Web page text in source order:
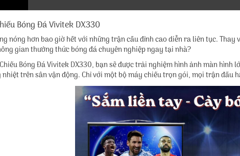
Bóng Đá Vivitek DX330
nóng hơn bao giờ hết với những trận cầu đỉnh cao diễn ra liên tục.
gian thưởng thức bóng đá chuyên nghiệp ngay tại nhà?
Bóng Đá Vivitek DX330, bạn sẽ được trải nghiệm hình ảnh màn
trên sân vận động. Chỉ với một bộ máy chiếu trọn gói, mọi trận đấu